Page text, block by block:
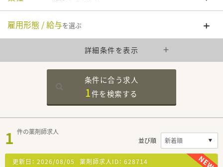
雇用形態 / 給与を選ぶ
詳細条件を表示
条件に合う求人
1件を検索する
1 件の薬剤師求人
並び順
更新日： 2026/08/05 薬剤師求人ID： 628714